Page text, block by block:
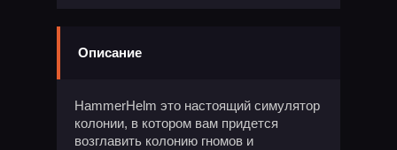
Описание
HammerHelm это настоящий симулятор
колонии, в котором вам придется
возглавить колонию гномов и